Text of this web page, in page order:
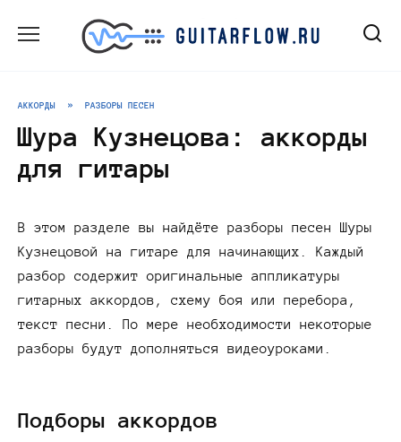
АККОРДЫ » РАЗБОРЫ ПЕСЕН
Шура Кузнецова: аккорды
для гитары
В этом разделе вы найдёте разборы песен Шуры
Кузнецовой на гитаре для начинающих. Каждый
разбор содержит оригинальные аппликатуры
гитарных аккордов, схему боя или перебора,
текст песни. По мере необходимости некоторые
разборы будут дополняться видеоуроками.
Подборы аккордов